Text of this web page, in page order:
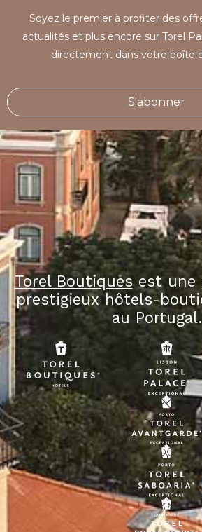
Soyez le premier à profiter des
actualités et plus encore sur Torel
directement dans votre boîte
S'abonner
Torel Boutiquesest une
prestigieux hôtels-
au Portugal.